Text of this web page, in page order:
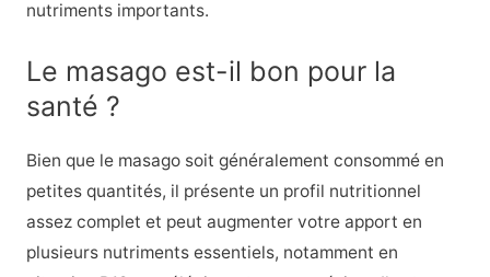
nutriments importants.
Le masago est-il bon pour la
santé ?
Bien que le masago soit généralement consommé en
petites quantités, il présente un profil nutritionnel
assez complet et peut augmenter votre apport en
plusieurs nutriments essentiels, notamment en